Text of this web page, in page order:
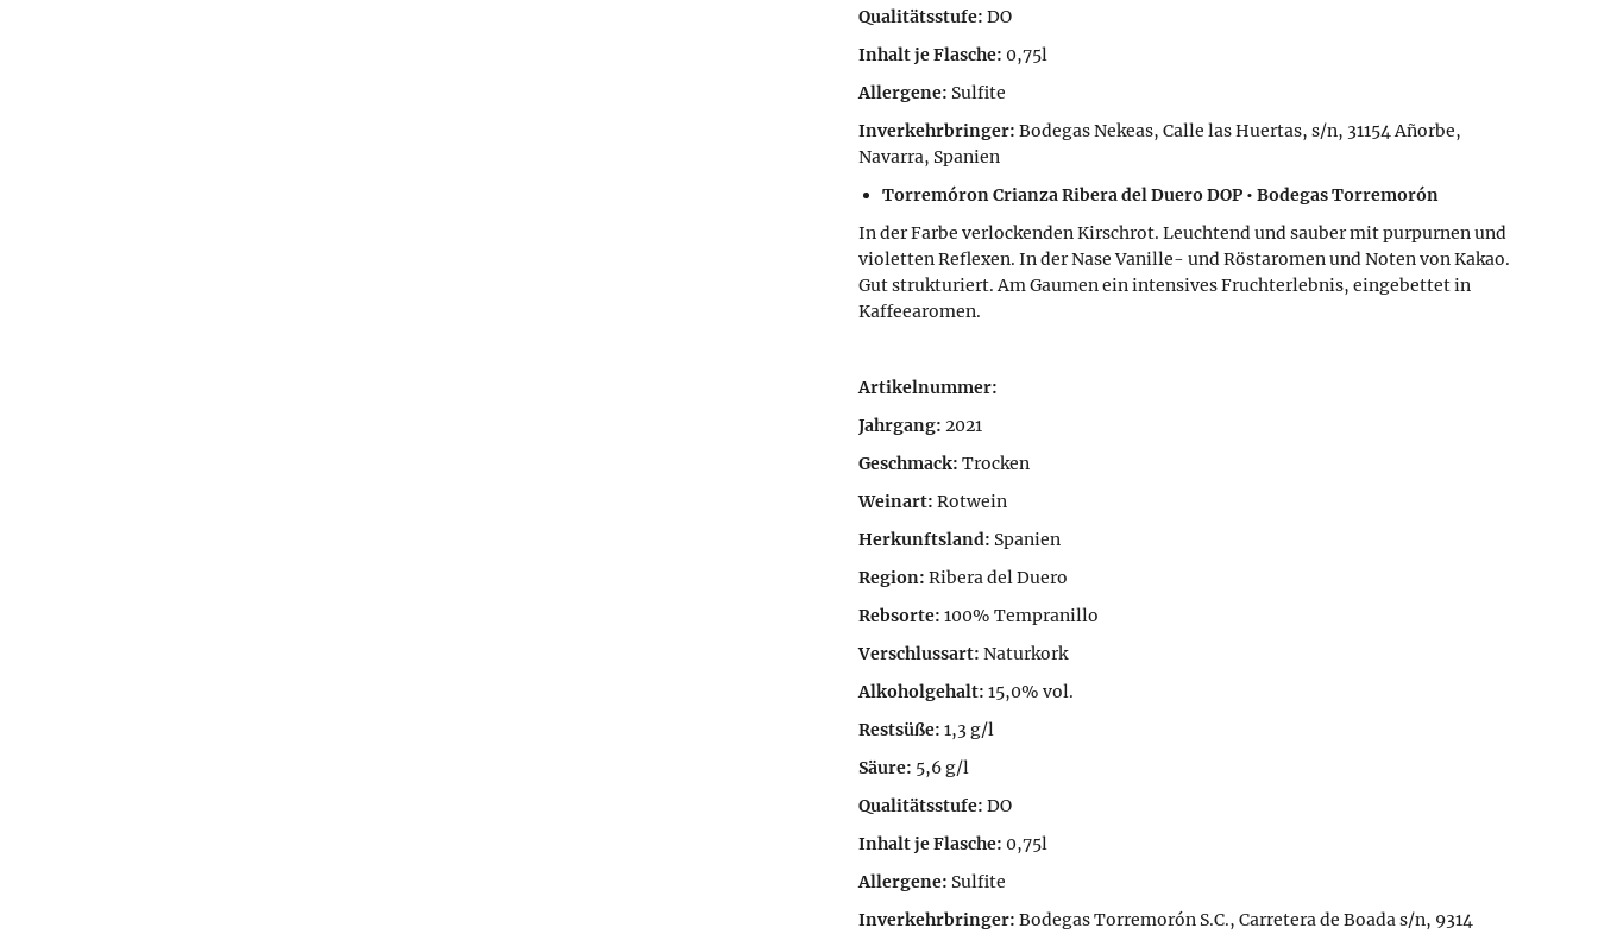
Qualitätsstufe: DO
Inhalt je Flasche: 0,75l
Allergene: Sulfite
Inverkehrbringer: Bodegas Nekeas, Calle las Huertas, s/n, 31154 Añorbe,
Navarra, Spanien
Torremóron Crianza Ribera del Duero DOP • Bodegas Torremorón
In der Farbe verlockenden Kirschrot. Leuchtend und sauber mit purpurnen und
violetten Reflexen. In der Nase Vanille- und Röstaromen und Noten von Kakao.
Gut strukturiert. Am Gaumen ein intensives Fruchterlebnis, eingebettet in
Kaffeearomen.
Artikelnummer:
Jahrgang: 2021
Geschmack: Trocken
Weinart: Rotwein
Herkunftsland: Spanien
Region: Ribera del Duero
Rebsorte: 100% Tempranillo
Verschlussart: Naturkork
Alkoholgehalt: 15,0% vol.
Restsüße: 1,3 g/l
Säure: 5,6 g/l
Qualitätsstufe: DO
Inhalt je Flasche: 0,75l
Allergene: Sulfite
Inverkehrbringer: Bodegas Torremorón S.C., Carretera de Boada s/n, 9314